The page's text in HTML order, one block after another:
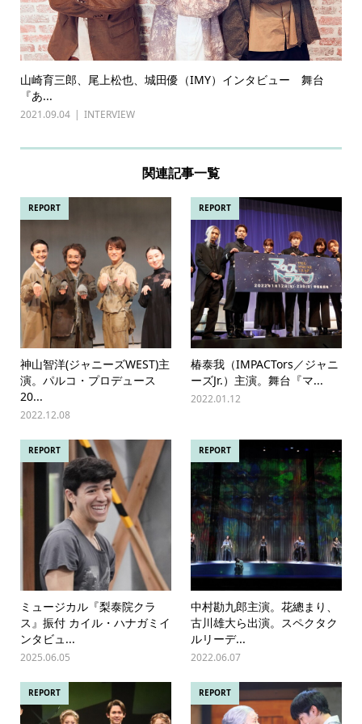
山崎育三郎、尾上松也、城田優（IMY）インタビュー 舞台
『あ...
2021.09.04 INTERVIEW
関連記事一覧
REPORT
神山智洋(ジャニーズWEST)主
演。パルコ・プロデュース
20...
2022.12.08
REPORT
椿泰我（IMPACTors／ジャニ
ーズJr.）主演。舞台『マ...
2022.01.12
REPORT
ミュージカル『梨泰院クラ
ス』振付 カイル・ハナガミイ
ンタビュ...
2025.06.05
REPORT
中村勘九郎主演。花總まり、
古川雄大ら出演。スペクタク
ルリーデ...
2022.06.07
REPORT REPORT